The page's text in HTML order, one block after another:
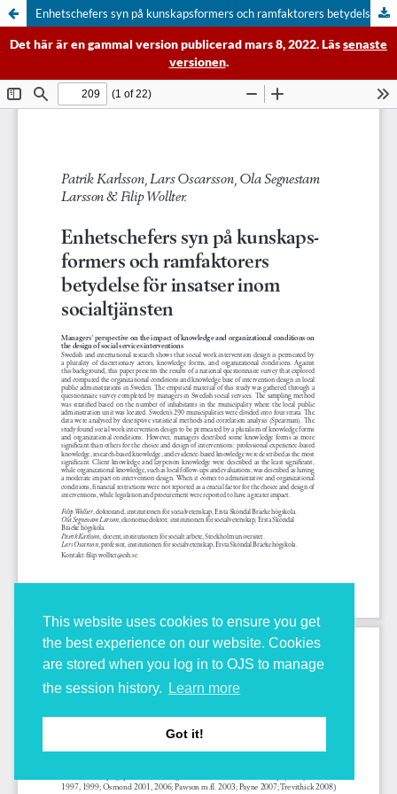
This website uses cookies to ensure you get
the best experience on our website. Cookies
are stored when you log in to OJS to manage
the session history.
Learn more
Got it!
Enhetschefers syn på kunskapsformers och ramfaktorers betydelse för insatser inom socialtjänsten
Det här är en gammal version publicerad mars 8, 2022. Lässenaste
versionen.